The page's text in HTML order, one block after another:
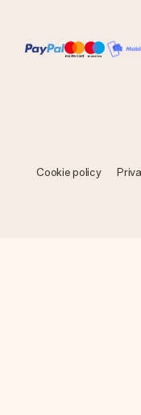
Cookie policy